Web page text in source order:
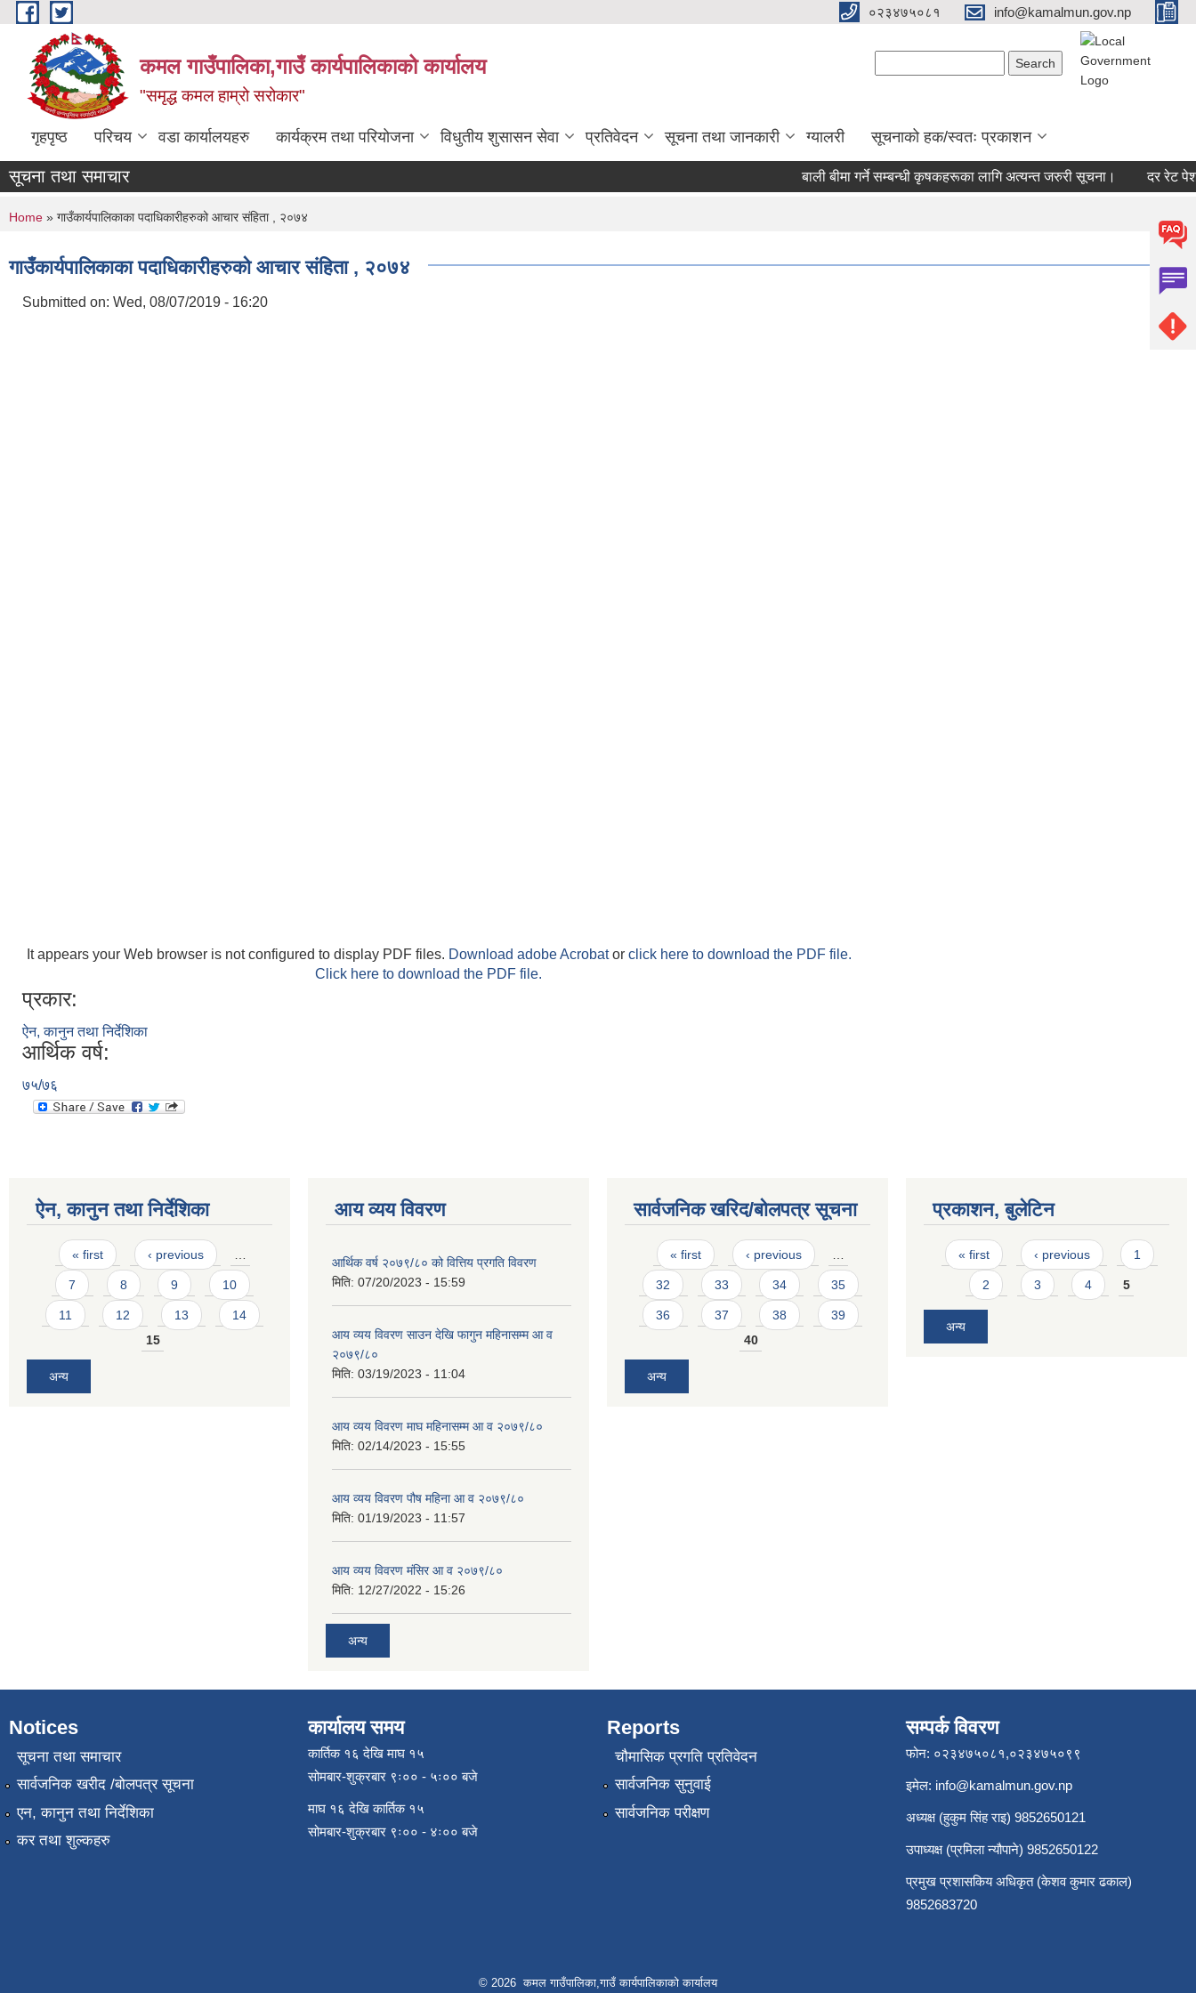
Skip to main content ०२३४७५०८१ info@kamalmun.gov.np
कमल गाउँपालिका,गाउँ कार्यपालिकाको कार्यालय
"समृद्ध कमल हाम्रो सरोकार"
गृहपृष्ठ परिचय वडा कार्यालयहरु कार्यक्रम तथा परियोजना विधुतीय शुसासन सेवा प्रतिवेदन सूचना तथा जानकारी ग्यालरी सूचनाको हक/स्वतः प्रकाशन
सूचना तथा समाचार बाली बीमा गर्ने सम्बन्धी कृषकहरूका लागि अत्यन्त जरुरी सूचना। दर रेट पेश
You are here
Home » गाउँकार्यपालिकाका पदाधिकारीहरुको आचार संहिता , २०७४
गाउँकार्यपालिकाका पदाधिकारीहरुको आचार संहिता , २०७४
Submitted on: Wed, 08/07/2019 - 16:20
It appears your Web browser is not configured to display PDF files. Download adobe Acrobator click here to download the PDF file.
Click here to download the PDF file.
प्रकार:
ऐन, कानुन तथा निर्देशिका
आर्थिक वर्ष:
७५/७६
ऐन, कानुन तथा निर्देशिका
Pages
« first ‹ previous
7 8 9 10
11 12 13
14
15
अन्य
आय व्यय विवरण
आर्थिक वर्ष २०७९/८० को वित्तिय प्रगति विवरण
मिति: 07/20/2023 - 15:59
आय व्यय विवरण साउन देखि फागुन महिनासम्म आ व
२०७९/८०
मिति: 03/19/2023 - 11:04
आय व्यय विवरण माघ महिनासम्म आ व २०७९/८०
मिति: 02/14/2023 - 15:55
आय व्यय विवरण पौष महिना आ व २०७९/८०
मिति: 01/19/2023 - 11:57
आय व्यय विवरण मंसिर आ व २०७९/८०
मिति: 12/27/2022 - 15:26
अन्य
सार्वजनिक खरिद/बोलपत्र सूचना
Pages
« first ‹ previous
32 33 34 35
36 37 38
39
40
अन्य
प्रकाशन, बुलेटिन
Pages
« first ‹ previous 1
2 3 4 5
अन्य
Notices
सूचना तथा समाचार
सार्वजनिक खरीद /बोलपत्र सूचना
एन, कानुन तथा निर्देशिका
कर तथा शुल्कहरु
कार्यालय समय
कार्तिक १६ देखि माघ १५
सोमबार-शुक्रबार ९ः०० - ५ः०० बजे
माघ १६ देखि कार्तिक १५
सोमबार-शुक्रबार ९ः०० - ४ः०० बजे
Reports
चौमासिक प्रगति प्रतिवेदन
सार्वजनिक सुनुवाई
सार्वजनिक परीक्षण
सम्पर्क विवरण
फोन: ०२३४७५०८१,०२३४७५०९९
इमेल: info@kamalmun.gov.np
अध्यक्ष (हुकुम सिंह राइ) 9852650121
उपाध्यक्ष (प्रमिला न्यौपाने) 9852650122
प्रमुख प्रशासकिय अधिकृत (केशव कुमार ढकाल)
9852683720
© 2026 कमल गाउँपालिका,गाउँ कार्यपालिकाको कार्यालय